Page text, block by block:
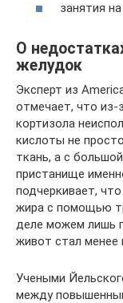
занятия
О
желудок
Эксперт из
отмечает, что из-
кортизола
кислоты не
ткань, а с
пристанище
подчеркивает,
жира с помощью
деле можем лишь
живот стал менее
Учеными
между